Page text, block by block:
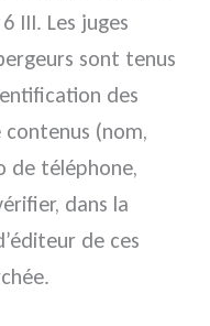
III. Les juges
sont tenus
des
(nom,
de téléphone,
dans la
de ces